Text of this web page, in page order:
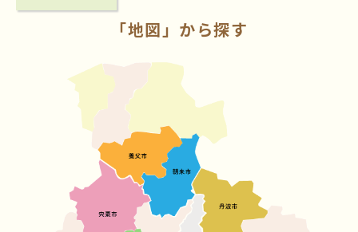
「地図」から探す